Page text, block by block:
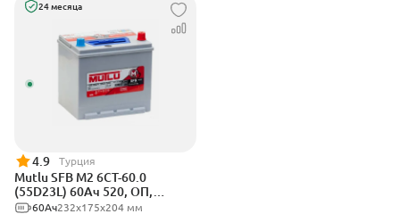
24 месяца
4.9 Турция
Mutlu SFB M2 6СТ-60.0
(55D23L) 60Ач 520, ОП,
стандартные клеммы
232х175х204 мм
60Ач